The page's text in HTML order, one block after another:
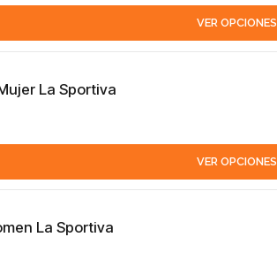
VER OPCIONES
La Sportiva
VER OPCIONES
La Sportiva